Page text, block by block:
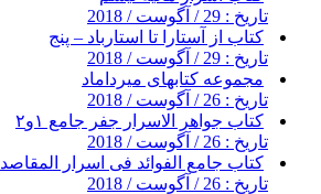
تاریخ : 29 / آگوست / 2018
کتاب از آستارا تا استارباد – پنج
تاریخ : 29 / آگوست / 2018
مجموعه کتابهای میرداماد
تاریخ : 26 / آگوست / 2018
کتاب جواهر الاسرار جفر جامع ۱و۲
تاریخ : 26 / آگوست / 2018
کتاب جامع الفوائد فی اسرار المقاصد
تاریخ : 26 / آگوست / 2018